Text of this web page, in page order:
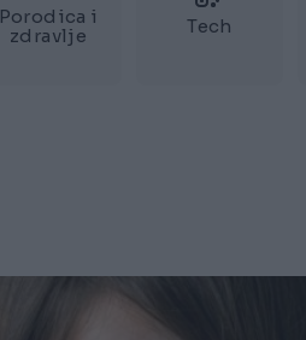
Porodica i
zdravlje
Tech